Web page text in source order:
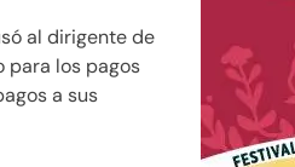
al dirigente de
para los pagos
a sus